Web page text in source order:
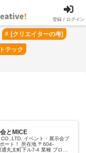
[クリエイターの考]
テック
とMICE
イベント・展示会プ
ート！ 所在地 〒604-
丸太町下ル7-4 業種 プロデ
登録 / ログイン